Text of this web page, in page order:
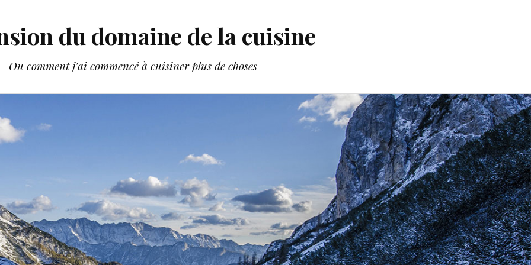
du domaine de la cuisine
Ou comment j'ai commencé à cuisiner plus de choses